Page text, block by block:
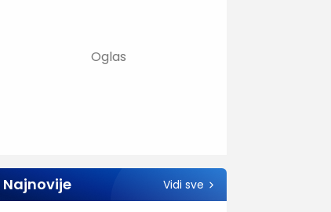
Najnovije Vidi sve